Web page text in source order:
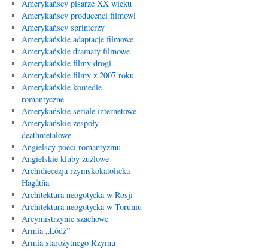
Amerykańscy pisarze XX wieku
Amerykańscy producenci filmowi
Amerykańscy sprinterzy
Amerykańskie adaptacje filmowe
Amerykańskie dramaty filmowe
Amerykańskie filmy drogi
Amerykańskie filmy z 2007 roku
Amerykańskie komedie
romantyczne
Amerykańskie seriale internetowe
Amerykańskie zespoły
deathmetalowe
Angielscy poeci romantyzmu
Angielskie kluby żużlowe
Archidiecezja rzymskokatolicka
Hagåtña
Architektura neogotycka w Rosji
Architektura neogotycka w Toruniu
Arcymistrzynie szachowe
Armia „Łódź”
Armia starożytnego Rzymu